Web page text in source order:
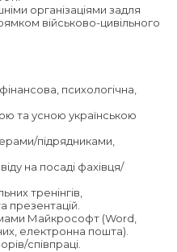
організаціями задля
військово-цивільного
психологічна,
та усною українською
підрядниками,
на посаді фахівця/
тренінгів,
презентацій.
Майкрософт (Word,
електронна пошта).
співпраці.